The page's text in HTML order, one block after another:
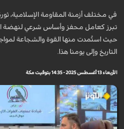
في مختلف أزمنة المقاومة الإسلامية،
تبرز كعامل محفز وأساس شرعي لنهضة
حيث استُمدت منها القوة والشجاعة
التاريخ وإلى يومنا هذا.
الأربعاء 13 أغسطس 2025 - 14:35 بتوقيت مكة